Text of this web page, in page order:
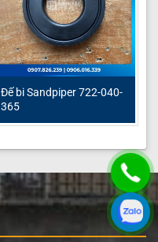
Đế bi Sandpiper 722-040-
365